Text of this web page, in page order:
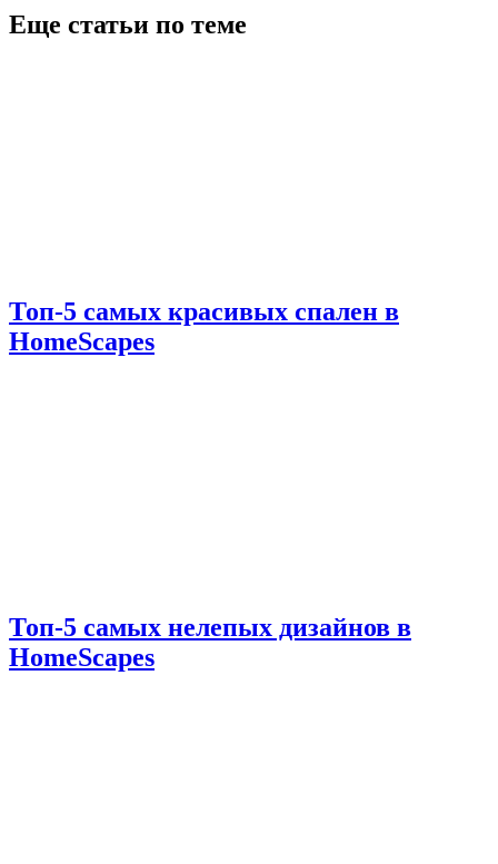
Еще статьи по теме
Топ-5 самых красивых спален в
HomeScapes
Топ-5 самых нелепых дизайнов в
HomeScapes